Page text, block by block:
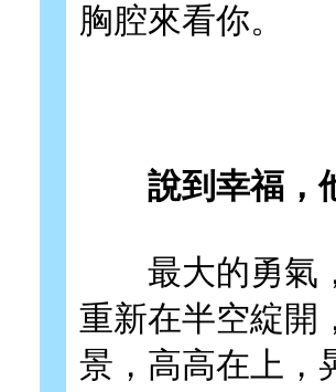
胸腔來看你。
說到幸福
最大的勇氣，
重新在半空綻開
景，高高在上，